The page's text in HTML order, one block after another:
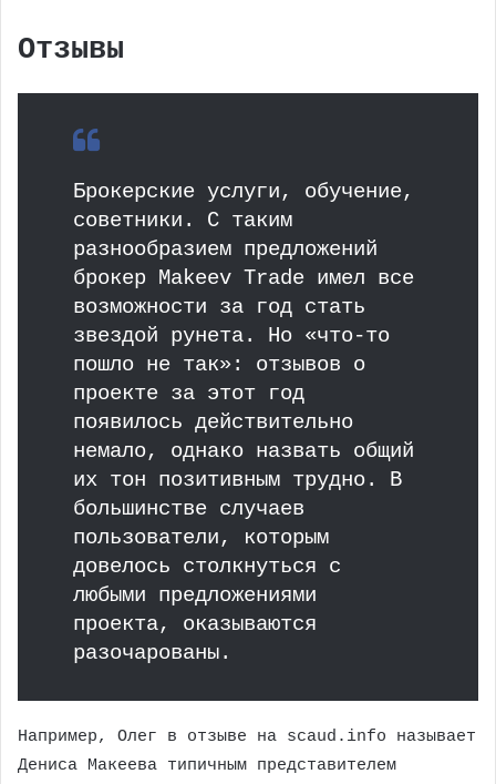
Отзывы
Брокерские услуги, обучение,
советники. С таким
разнообразием предложений
брокер Makeev Trade имел все
возможности за год стать
звездой рунета. Но «что-то
пошло не так»: отзывов о
проекте за этот год
появилось действительно
немало, однако назвать общий
их тон позитивным трудно. В
большинстве случаев
пользователи, которым
довелось столкнуться с
любыми предложениями
проекта, оказываются
разочарованы.
Например, Олег в отзыве на scaud.info называет
Дениса Макеева типичным представителем